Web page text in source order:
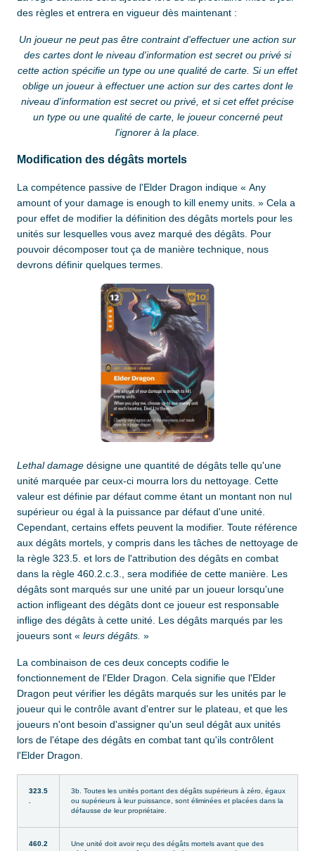
des règles et entrera en vigueur dès maintenant :
Un joueur ne peut pas être contraint d'effectuer une action sur
des cartes dont le niveau d'information est secret ou privé si
cette action spécifie un type ou une qualité de carte. Si un effet
oblige un joueur à effectuer une action sur des cartes dont le
niveau d'information est secret ou privé, et si cet effet précise
un type ou une qualité de carte, le joueur concerné peut
l'ignorer à la place.
Modification des dégâts mortels
La compétence passive de l'Elder Dragon indique « Any
amount of your damage is enough to kill enemy units. » Cela a
pour effet de modifier la définition des dégâts mortels pour les
unités sur lesquelles vous avez marqué des dégâts. Pour
pouvoir décomposer tout ça de manière technique, nous
devrons définir quelques termes.
Lethal damage désigne une quantité de dégâts telle qu'une
unité marquée par ceux-ci mourra lors du nettoyage. Cette
valeur est définie par défaut comme étant un montant non nul
supérieur ou égal à la puissance par défaut d'une unité.
Cependant, certains effets peuvent la modifier. Toute référence
aux dégâts mortels, y compris dans les tâches de nettoyage de
la règle 323.5. et lors de l'attribution des dégâts en combat
dans la règle 460.2.c.3., sera modifiée de cette manière. Les
dégâts sont marqués sur une unité par un joueur lorsqu'une
action infligeant des dégâts dont ce joueur est responsable
inflige des dégâts à cette unité. Les dégâts marqués par les
joueurs sont « leurs dégâts. »
La combinaison de ces deux concepts codifie le
fonctionnement de l'Elder Dragon. Cela signifie que l'Elder
Dragon peut vérifier les dégâts marqués sur les unités par le
joueur qui le contrôle avant d'entrer sur le plateau, et que les
joueurs n'ont besoin d'assigner qu'un seul dégât aux unités
lors de l'étape des dégâts en combat tant qu'ils contrôlent
l'Elder Dragon.
323.5
3b. Toutes les unités portant des dégâts supérieurs à zéro, égaux
ou supérieurs à leur puissance, sont éliminées et placées dans la
défausse de leur propriétaire.
460.2
Une unité doit avoir reçu des dégâts mortels avant que des